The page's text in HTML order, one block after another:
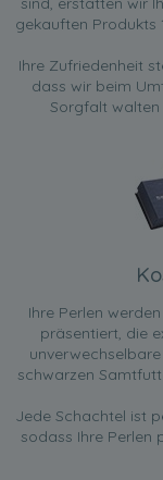
gekauften Produkts
Ihre Zufriedenheit
dass wir beim
Sorgfalt walten
Ihre Perlen
präsentiert, die
schwarzen
Jede Schachtel ist
sodass Ihre Perlen